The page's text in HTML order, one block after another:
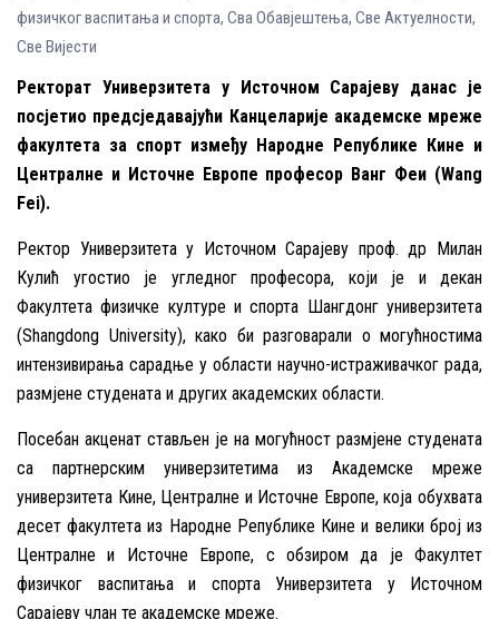
физичког васпитања и спорта, Сва Обавјештења, Све Aктуелности,
Све Вијести
Ректорат Универзитета у Источном Сарајеву данас је
посјетио предсједавајући Канцеларије академске мреже
факултета за спорт између Народне Републике Кине и
Централне и Источне Европе професор Ванг Феи (Wang
Fei).
Ректор Универзитета у Источном Сарајеву проф. др Милан
Кулић угостио је угледног професора, који је и декан
Факултета физичке културе и спорта Шангдонг универзитета
(Shangdong University), како би разговарали о могућностима
интензивирања сарадње у области научно-истраживачког рада,
размјене студената и других академских области.
Посебан акценат стављен је на могућност размјене студената
са партнерским универзитетима из Академске мреже
универзитета Кине, Централне и Источне Европе, која обухвата
десет факултета из Народне Републике Кине и велики број из
Централне и Источне Европе, с обзиром да је Факултет
физичког васпитања и спорта Универзитета у Источном
Сарајеву члан те академске мреже.